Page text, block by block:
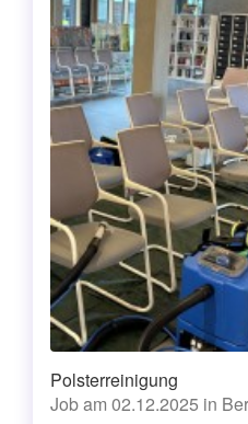
Polsterreinigung
Job am 02.12.2025 in